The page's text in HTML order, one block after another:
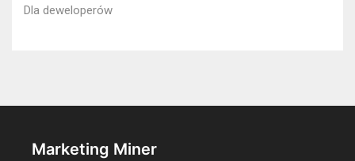
Dla deweloperów
Marketing Miner